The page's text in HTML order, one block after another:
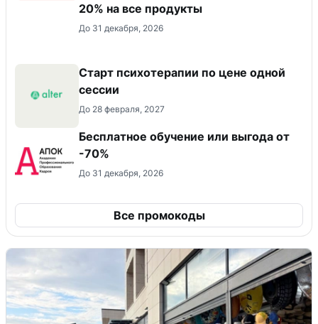
20% на все продукты
До 31 декабря, 2026
Старт психотерапии по цене одной
сессии
До 28 февраля, 2027
Бесплатное обучение или выгода от
-70%
До 31 декабря, 2026
Все промокоды